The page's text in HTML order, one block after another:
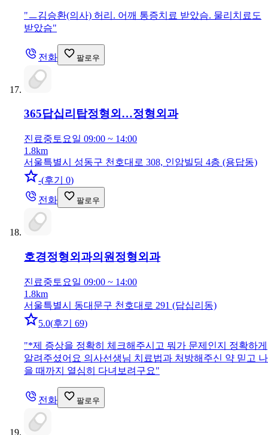
"ㅡ김승환(의사) 허리. 어깨 통증치료 받았슴. 물리치료도
받았슴"
전화 팔로우
365답십리탑정형외…정형외과
진료중 토요일 09:00 ~ 14:00
1.8km
서울특별시 성동구 천호대로 308, 인암빌딩 4층 (용답동)
-(후기 0)
전화
팔로우
호경정형외과의원 정형외과
진료중 토요일 09:00 ~ 14:00
1.8km
서울특별시 동대문구 천호대로 291 (답십리동)
5.0(후기 69)
"*제 증상을 정확히 체크해주시고 뭐가 문제인지 정확하게
알려주셨어요 의사선생님 치료법과 처방해주신 약 믿고 나
을 때까지 열심히 다녀보려구요"
전화 팔로우